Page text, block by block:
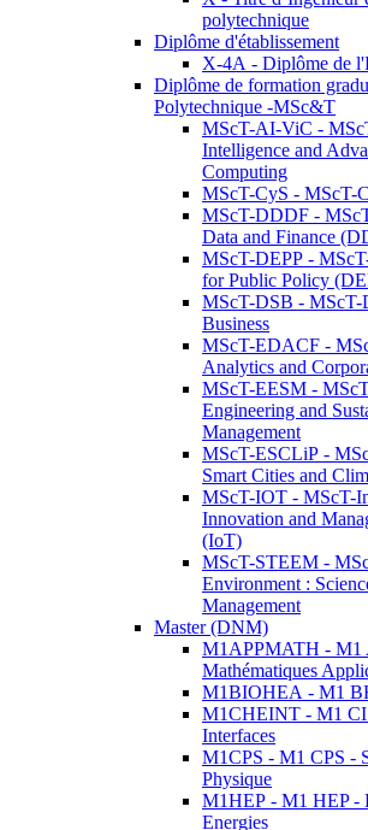
polytechnique
Diplôme d'établissement
X-4A - Diplôme de
Diplôme de formation
Polytechnique -MSc&T
MScT-AI-ViC -
Intelligence and
Computing
MScT-CyS - MScT-
MScT-DDDF -
Data and Finance
MScT-DEPP -
for Public Policy
MScT-DSB - MScT-
Business
MScT-EDACF -
Analytics and
MScT-EESM -
Engineering and
Management
MScT-ESCLiP -
Smart Cities and
MScT-IOT - MScT-
Innovation and
(IoT)
MScT-STEEM -
Environment :
Management
Master (DNM)
M1APPMATH - M1
Mathématiques
M1BIOHEA - M1
M1CHEINT - M1 CI
Interfaces
M1CPS - M1 CPS -
Physique
M1HEP - M1 HEP -
Energies